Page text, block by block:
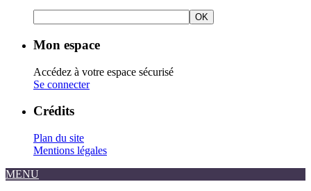
Mon espace
Accédez à votre espace sécurisé
Se connecter
Crédits
Plan du site
Mentions légales
MENU